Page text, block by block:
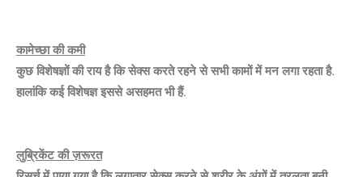
कामेच्छा की कमी
कुछ विशेषज्ञों की राय है कि सेक्स करते रहने से सभी कामों में मन लगा रहता है.
हालांकि कई विशेषज्ञ इससे असहमत भी हैं.
लुब्रिकेंट की ज़रूरत